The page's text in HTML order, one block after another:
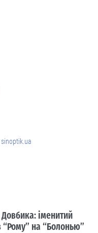
sinoptik.ua
іменитий
на “Болонью”